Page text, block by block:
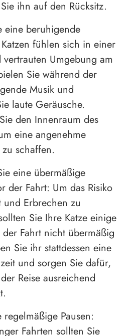
ihn auf den Rücksitz.
eine beruhigende
fühlen sich in einer
Umgebung am
Sie während der
Musik und
laute Geräusche.
den Innenraum des
eine angenehme
schaffen.
eine übermäßige
der Fahrt: Um das Risiko
und Erbrechen zu
Sie Ihre Katze einige
Fahrt nicht übermäßig
Sie ihr stattdessen eine
und sorgen Sie dafür,
Reise ausreichend
Pausen:
Fahrten sollten Sie